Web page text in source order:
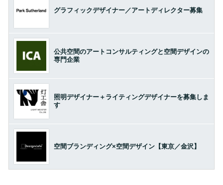
グラフィックデザイナー／アートディレクター募集
公共空間のアートコンサルティングと空間デザインの
専門企業
照明デザイナー＋ライティングデザイナーを募集しま
す
空間ブランディング×空間デザイン【東京／金沢】